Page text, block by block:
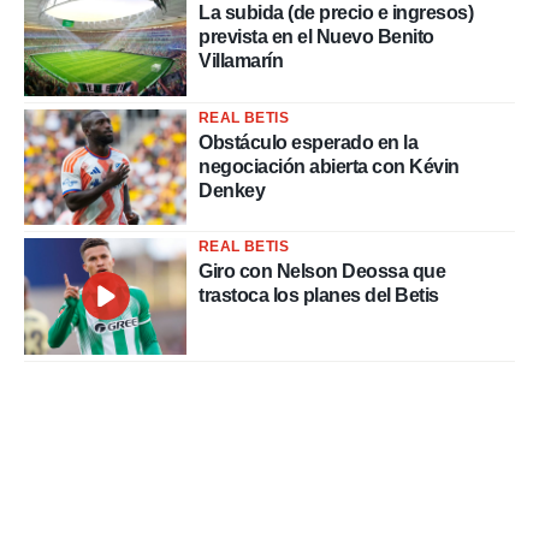
La subida (de precio e ingresos)
prevista en el Nuevo Benito
Villamarín
REAL BETIS
Obstáculo esperado en la
negociación abierta con Kévin
Denkey
REAL BETIS
Giro con Nelson Deossa que
trastoca los planes del Betis